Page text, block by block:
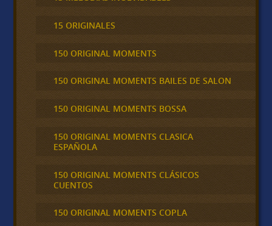
15 ORIGINALES
150 ORIGINAL MOMENTS
150 ORIGINAL MOMENTS BAILES DE SALON
150 ORIGINAL MOMENTS BOSSA
150 ORIGINAL MOMENTS CLASICA
ESPAÑOLA
150 ORIGINAL MOMENTS CLÁSICOS
CUENTOS
150 ORIGINAL MOMENTS COPLA